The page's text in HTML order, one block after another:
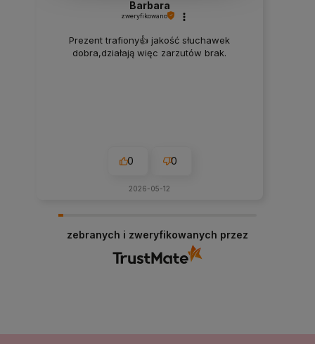
Barbara
zweryfikowano
Prezent trafiony👍️ jakość słuchawek
dobra,działają więc zarzutów brak.
0 0
2026-05-12
zebranych i zweryfikowanych przez